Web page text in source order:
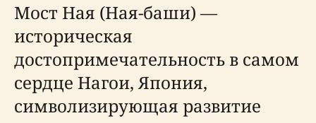
Мост Ная (Ная-баши) —
историческая
достопримечательность в самом
сердце Нагои, Япония,
символизирующая развитие